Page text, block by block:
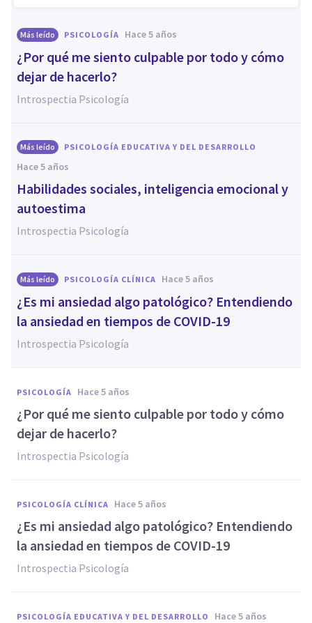
Más leído PSICOLOGÍA hace 5 años
¿Por qué me siento culpable por todo y cómo
dejar de hacerlo?
Introspectia Psicología
Más leído PSICOLOGÍA EDUCATIVA Y DEL DESARROLLO
hace 5 años
Habilidades sociales, inteligencia emocional y
autoestima
Introspectia Psicología
Más leído PSICOLOGÍA CLÍNICA hace 5 años
¿Es mi ansiedad algo patológico? Entendiendo
la ansiedad en tiempos de COVID-19
Introspectia Psicología
PSICOLOGÍA hace 5 años
¿Por qué me siento culpable por todo y cómo
dejar de hacerlo?
Introspectia Psicología
PSICOLOGÍA CLÍNICA hace 5 años
¿Es mi ansiedad algo patológico? Entendiendo
la ansiedad en tiempos de COVID-19
Introspectia Psicología
PSICOLOGÍA EDUCATIVA Y DEL DESARROLLO hace 5 años